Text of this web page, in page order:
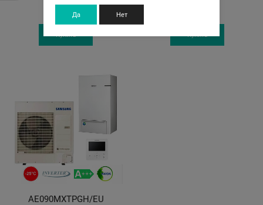
1грн
Купить Купить
AE090MXTPGH/EU
Да Нет